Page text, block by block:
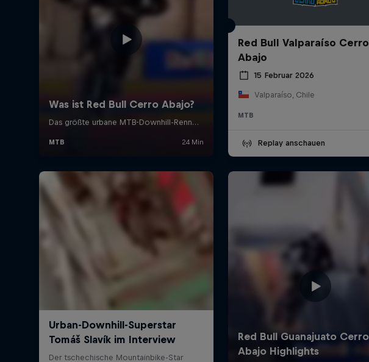
Red Bull Valparaíso Cerro
Abajo
15 Februar 2026
Valparaíso, Chile
MTB
Replay anschauen